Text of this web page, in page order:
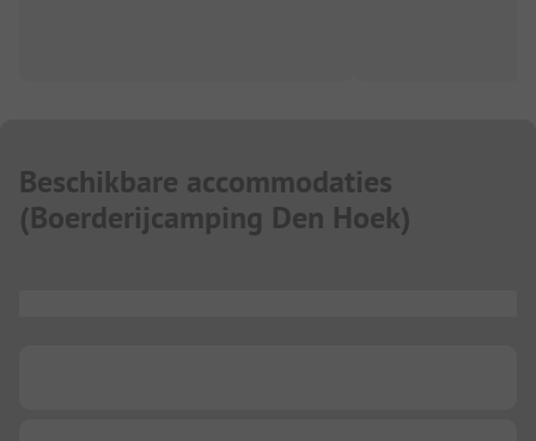
Beschikbare accommodaties
(Boerderijcamping Den Hoek)